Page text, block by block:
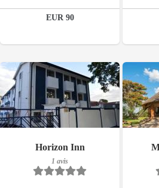
EUR 90
Horizon Inn
1 avis
Petit-déjeuner inclus
1 avis